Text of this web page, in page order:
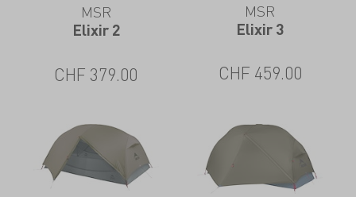
MSR
Elixir 2
CHF 379.00
MSR
Elixir 3
CHF 459.00